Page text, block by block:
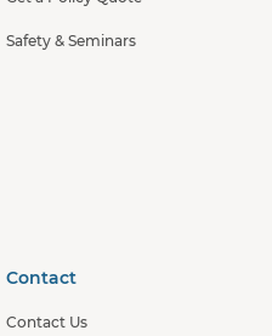
Safety & Seminars
Contact
Contact Us